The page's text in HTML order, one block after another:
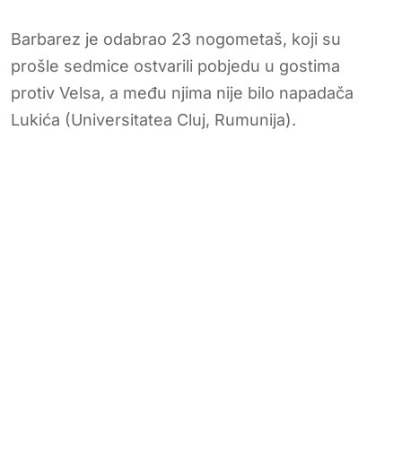
Barbarez je odabrao 23 nogometaš, koji su
prošle sedmice ostvarili pobjedu u gostima
protiv Velsa, a među njima nije bilo napadača
Lukića (Universitatea Cluj, Rumunija).